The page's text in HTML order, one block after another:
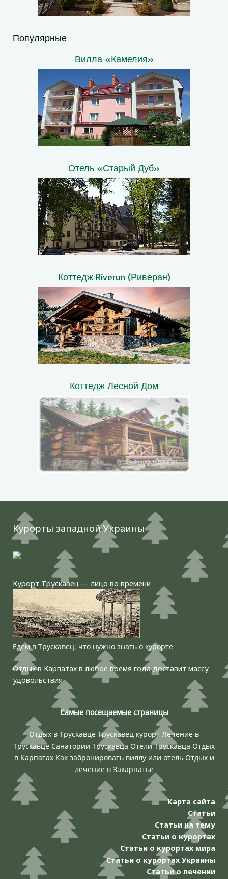
Популярные
Вилла «Камелия»
Отель «Старый Дуб»
Коттедж Riverun (Риверан)
Коттедж Лесной Дом
Курорты западной Украины
Курорт Трускавец — лицо во времени
Едем в Трускавец, что нужно знать о курорте
Отдых в Карпатах в любое время года доставит массу
удовольствия
Самые посещаемые страницы
Отдых в Трускавце Трускавец курорт Лечение в
Трускавце Санатории Трускавца Отели Трускавца Отдых
в Карпатах Как забронировать виллу или отель Отдых и
лечение в Закарпатье
Карта сайта
Статьи
Статьи на тему
Статьи о курортах
Статьи о курортах мира
Статьи о курортах Украины
Статьи о лечении